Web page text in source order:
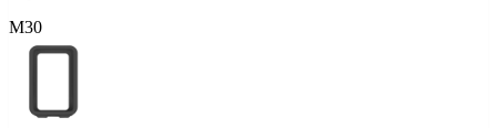
M30